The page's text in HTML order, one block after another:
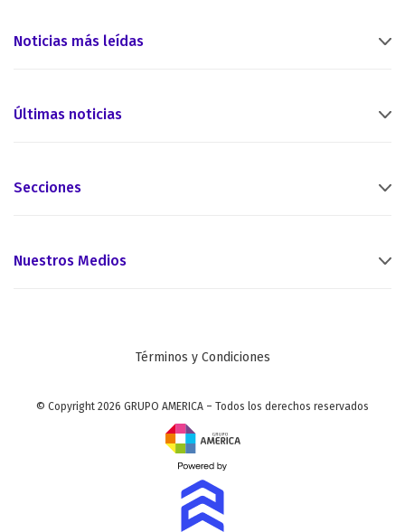
Noticias más leídas
Últimas noticias
Secciones
Nuestros Medios
Términos y Condiciones
© Copyright 2026 GRUPO AMERICA – Todos los derechos reservados